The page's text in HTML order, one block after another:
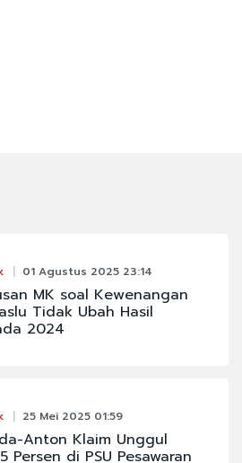
01 Agustus 2025 23:14
MK soal Kewenangan
Tidak Ubah Hasil
2024
25 Mei 2025 01:59
Anton Klaim Unggul
Persen di PSU Pesawaran